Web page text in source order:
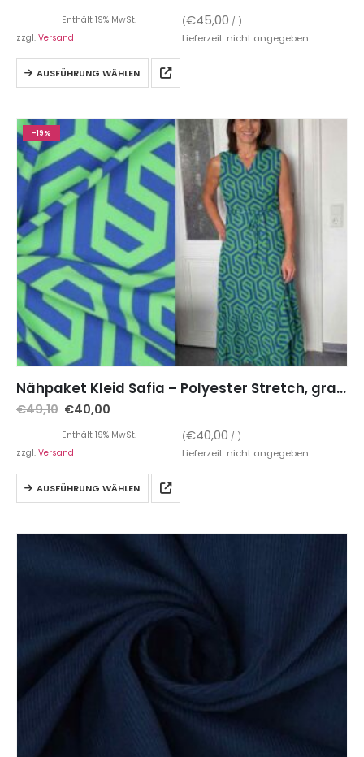
Enthält 19% MwSt. (€45,00 / )
zzgl. Versand Lieferzeit: nicht angegeben
AUSFÜHRUNG WÄHLEN
-19%
Nähpaket Kleid Safia – Polyester Stretch, grafisches Muster Blau Grün inkl. Schnittmuster auf Papier
€49,10 €40,00
Enthält 19% MwSt. (€40,00 / )
zzgl. Versand Lieferzeit: nicht angegeben
AUSFÜHRUNG WÄHLEN